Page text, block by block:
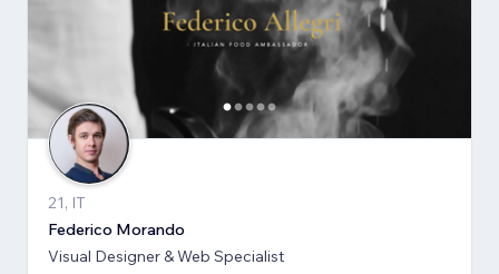
21, IT
Federico Morando
Visual Designer & Web Specialist